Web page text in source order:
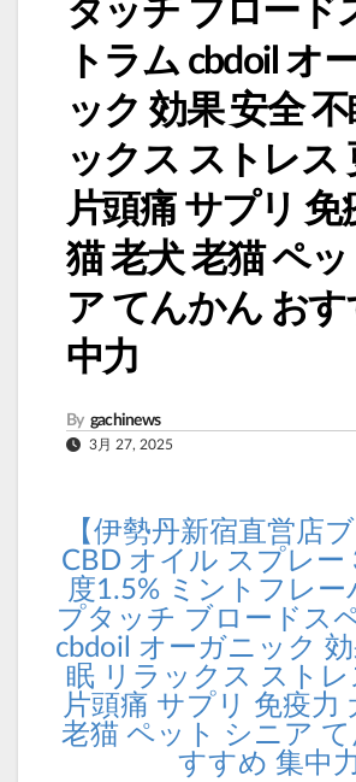
タッチ ブロード
トラム cbdoil オ
ック 効果 安全
ックス ストレス
片頭痛 サプリ 免
猫 老犬 老猫 ペ
ア てんかん お
中力
By gachinews
3月 27, 2025
【伊勢丹新宿直営店
CBD オイル スプレー
度1.5% ミントフレー
プタッチ ブロードス
cbdoil オーガニック
眠 リラックス ストレ
片頭痛 サプリ 免疫力
老猫 ペット シニア
すすめ 集中